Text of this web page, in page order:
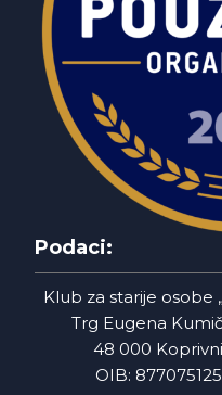
Podaci:
Klub za starije osobe
Trg Eugena
48 000
OIB: